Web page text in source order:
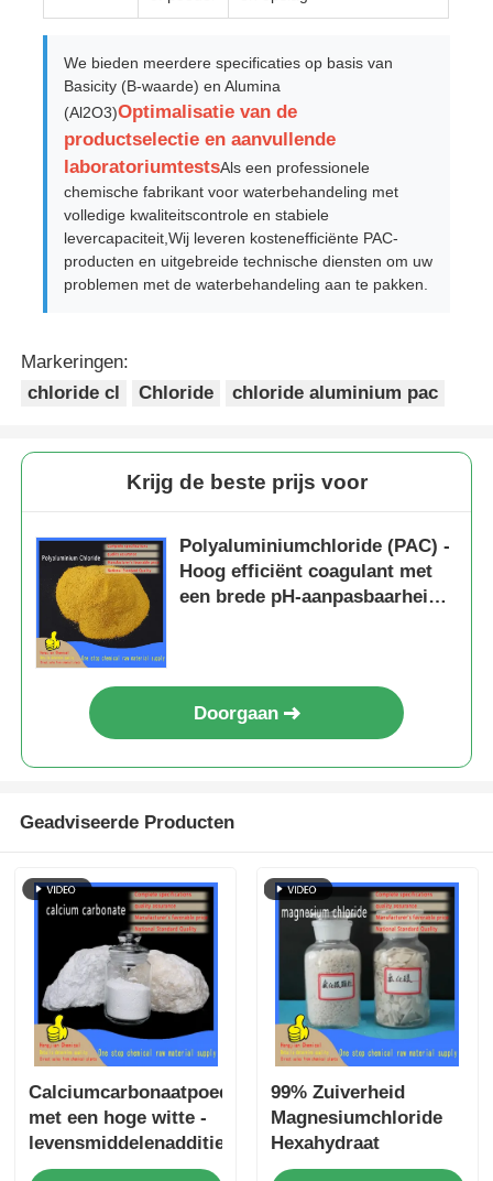
We bieden meerdere specificaties op basis van
Basicity (B-waarde) en Alumina
(Al2O3)Optimalisatie van de
productselectie en aanvullende
laboratoriumtestsAls een professionele
chemische fabrikant voor waterbehandeling met
volledige kwaliteitscontrole en stabiele
levercapaciteit,Wij leveren kostenefficiënte PAC-
producten en uitgebreide technische diensten om uw
problemen met de waterbehandeling aan te pakken.
Markeringen:
chloride cl
Chloride chloride aluminium pac
Krijg de beste prijs voor
Polyaluminiumchloride (PAC) -
Hoog efficiënt coagulant met
een brede pH-aanpasbaarheid
Doorgaan
Geadviseerde Producten
Calciumcarbonaatpoeder
met een hoge witte -
levensmiddelenadditief
E170 en
99% Zuiverheid
Magnesiumchloride
Hexahydraat
MgCl₂·6H₂O voor